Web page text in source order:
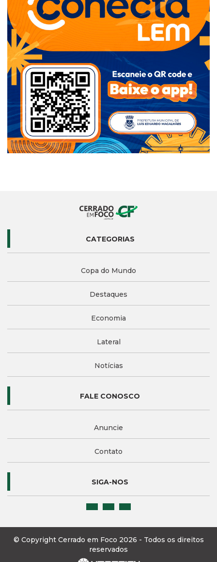
CATEGORIAS
Copa do Mundo
Destaques
Economia
Lateral
Notícias
FALE CONOSCO
Anuncie
Contato
SIGA-NOS
© Copyright Cerrado em Foco 2026 - Todos os direitos
reservados